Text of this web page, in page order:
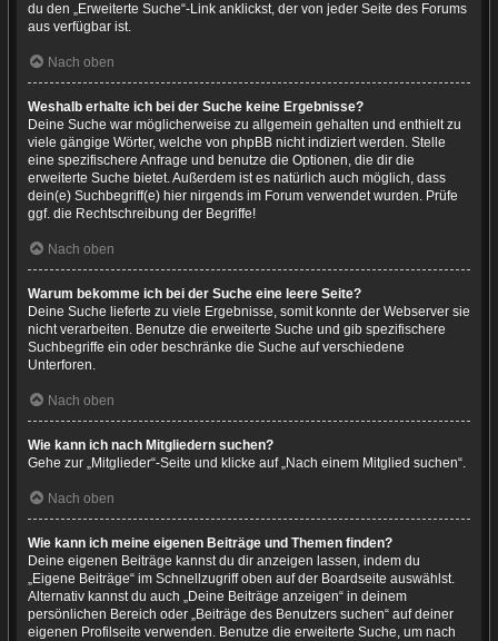
du den „Erweiterte Suche“-Link anklickst, der von jeder Seite des Forums
aus verfügbar ist.
Nach oben
Weshalb erhalte ich bei der Suche keine Ergebnisse?
Deine Suche war möglicherweise zu allgemein gehalten und enthielt zu
viele gängige Wörter, welche von phpBB nicht indiziert werden. Stelle
eine spezifischere Anfrage und benutze die Optionen, die dir die
erweiterte Suche bietet. Außerdem ist es natürlich auch möglich, dass
dein(e) Suchbegriff(e) hier nirgends im Forum verwendet wurden. Prüfe
ggf. die Rechtschreibung der Begriffe!
Nach oben
Warum bekomme ich bei der Suche eine leere Seite?
Deine Suche lieferte zu viele Ergebnisse, somit konnte der Webserver sie
nicht verarbeiten. Benutze die erweiterte Suche und gib spezifischere
Suchbegriffe ein oder beschränke die Suche auf verschiedene
Unterforen.
Nach oben
Wie kann ich nach Mitgliedern suchen?
Gehe zur „Mitglieder“-Seite und klicke auf „Nach einem Mitglied suchen“.
Nach oben
Wie kann ich meine eigenen Beiträge und Themen finden?
Deine eigenen Beiträge kannst du dir anzeigen lassen, indem du
„Eigene Beiträge“ im Schnellzugriff oben auf der Boardseite auswählst.
Alternativ kannst du auch „Deine Beiträge anzeigen“ in deinem
persönlichen Bereich oder „Beiträge des Benutzers suchen“ auf deiner
eigenen Profilseite verwenden. Benutze die erweiterte Suche, um nach